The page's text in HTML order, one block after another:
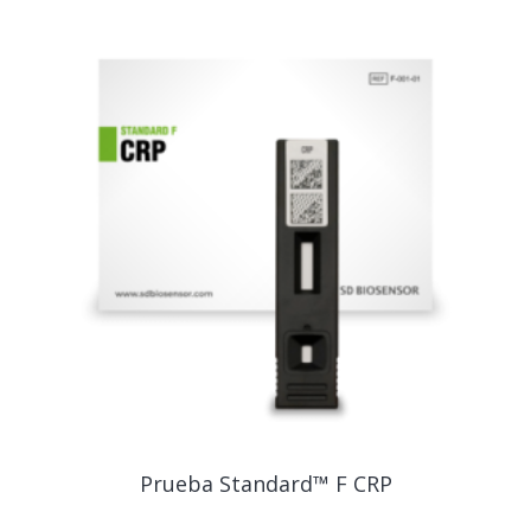
Prueba Standard™ F CRP